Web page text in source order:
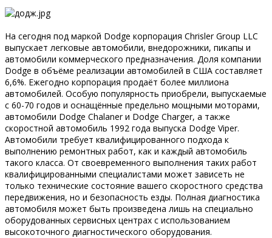
На сегодня под маркой Dodge корпорация Сhrisler Group LLC
выпускает легковые автомобили, внедорожники, пикапы и
автомобили коммерческого предназначения. Доля компании
Dodge в объёме реализации автомобилей в США составляет
6,6%. Ежегодно корпорация продаёт более миллиона
автомобилей. Особую популярность приобрели, выпускаемые
с 60-70 годов и оснащённые предельно мощными моторами,
автомобили Dodge Chalaner и Dodge Charger, а также
скоростной автомобиль 1992 года выпуска Dodge Viper.
Автомобили требует квалифицированного подхода к
выполнению ремонтных работ, как и каждый автомобиль
такого класса. От своевременного выполнения таких работ
квалифицированными специалистами может зависеть не
только технические состояние вашего скоростного средства
передвижения, но и безопасность езды. Полная диагностика
автомобиля может быть произведена лишь на специально
оборудованных сервисных центрах с использованием
высокоточного диагностического оборудования.